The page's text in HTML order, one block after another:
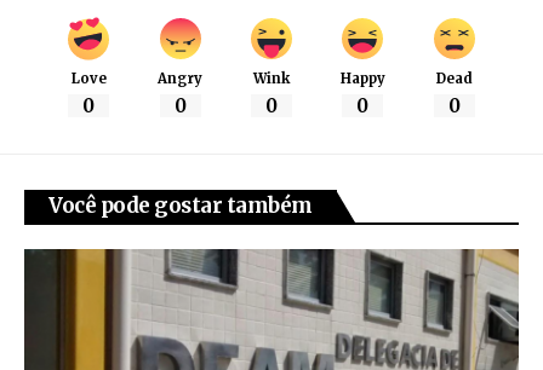
Love
0
Angry
0
Wink
0
Happy
0
Dead
0
Você pode gostar também